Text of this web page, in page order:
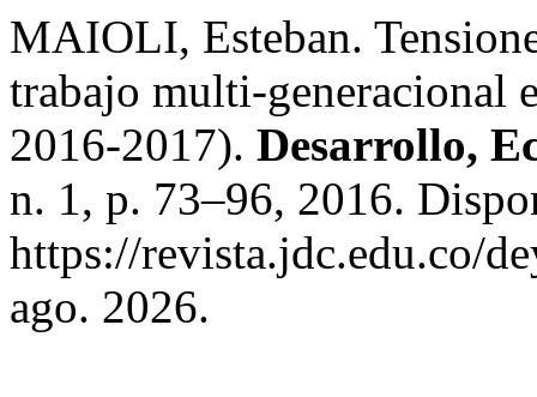
MAIOLI, Esteban.
trabajo multi-generacional
2016-2017). Desarrollo,
n. 1, p. 73–96, 2016.
https://revista.jdc.edu.co/
ago. 2026.